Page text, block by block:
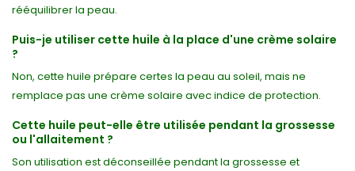
rééquilibrer la peau.
Puis-je utiliser cette huile à la place d'une crème solaire
?
Non, cette huile prépare certes la peau au soleil, mais ne
remplace pas une crème solaire avec indice de protection.
Cette huile peut-elle être utilisée pendant la grossesse
ou l'allaitement ?
Son utilisation est déconseillée pendant la grossesse et